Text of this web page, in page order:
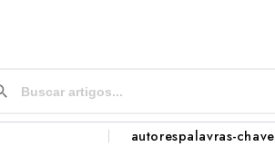
autorespalavras-chave